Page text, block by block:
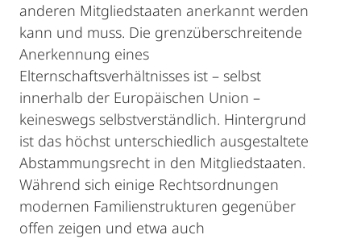
anderen Mitgliedstaaten anerkannt werden
kann und muss. Die grenzüberschreitende
Anerkennung eines
Elternschaftsverhältnisses ist – selbst
innerhalb der Europäischen Union –
keineswegs selbstverständlich. Hintergrund
ist das höchst unterschiedlich ausgestaltete
Abstammungsrecht in den Mitgliedstaaten.
Während sich einige Rechtsordnungen
modernen Familienstrukturen gegenüber
offen zeigen und etwa auch